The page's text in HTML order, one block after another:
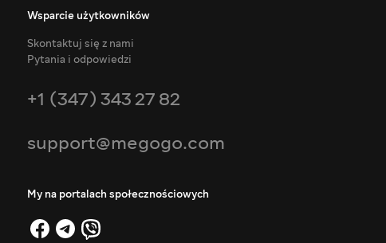
Wsparcie użytkowników
Skontaktuj się z nami
Pytania i odpowiedzi
+1 (347) 343 27 82
support@megogo.com
My na portalach społecznościowych